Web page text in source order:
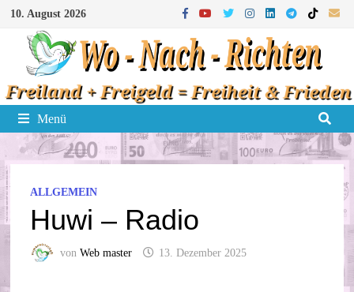
Zum
Inhalt
springen
10. August 2026
Menü
ALLGEMEIN
Huwi – Radio
vonWeb master 13. Dezember 2025